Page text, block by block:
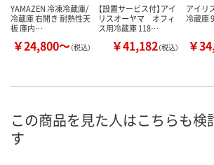
YAMAZEN 冷凍冷蔵庫/
冷蔵庫 右開き 耐熱性天
板 庫内…
￥24,800～（税込）
【設置サービス付】アイ
リスオーヤマ オフィ
ス用冷蔵庫 118…
￥41,182（税込）
アイリ
冷蔵庫
￥
この商品を見た人はこちらも検
す